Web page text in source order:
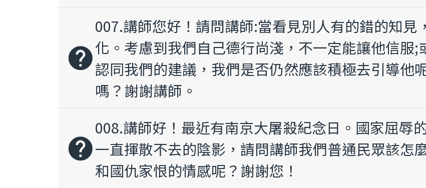
help
007.講師您好！請問講師:當看見別人有的錯的知見
化。考慮到我們自己德行尚淺，不一定能讓他信服;
認同我們的建議，我們是否仍然應該積極去引導他
嗎？謝謝講師。
help
008.講師好！最近有南京大屠殺紀念日。國家屈辱
一直揮散不去的陰影，請問講師我們普通民眾該怎
和國仇家恨的情感呢？謝謝您！